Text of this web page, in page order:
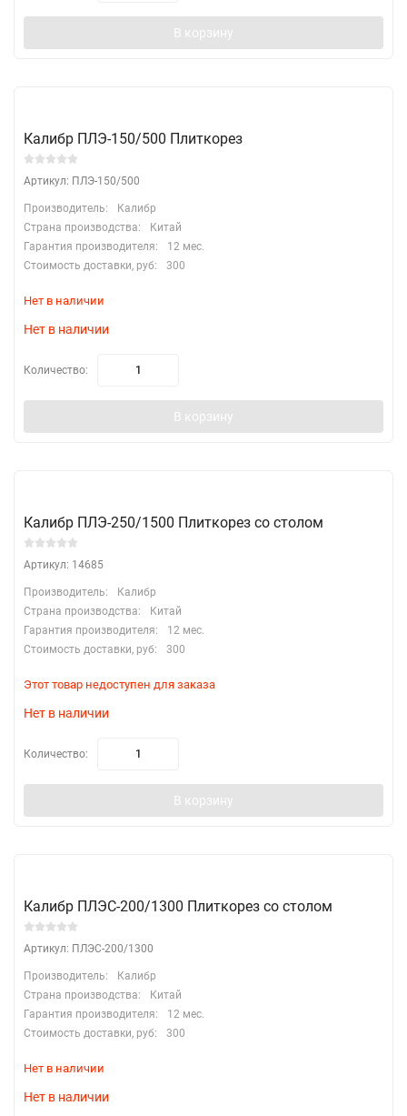
В корзину
Калибр ПЛЭ-150/500 Плиткорез
Артикул: ПЛЭ-150/500
Производитель:
Калибр
Страна производства:
Китай
Гарантия производителя:
12 мес.
Стоимость доставки, руб:
300
Нет в наличии
Нет в наличии
Количество:
В корзину
Калибр ПЛЭ-250/1500 Плиткорез со столом
Артикул: 14685
Производитель:
Калибр
Страна производства:
Китай
Гарантия производителя:
12 мес.
Стоимость доставки, руб:
300
Этот товар недоступен для заказа
Нет в наличии
Количество:
В корзину
Калибр ПЛЭС-200/1300 Плиткорез со столом
Артикул: ПЛЭС-200/1300
Производитель:
Калибр
Страна производства:
Китай
Гарантия производителя:
12 мес.
Стоимость доставки, руб:
300
Нет в наличии
Нет в наличии